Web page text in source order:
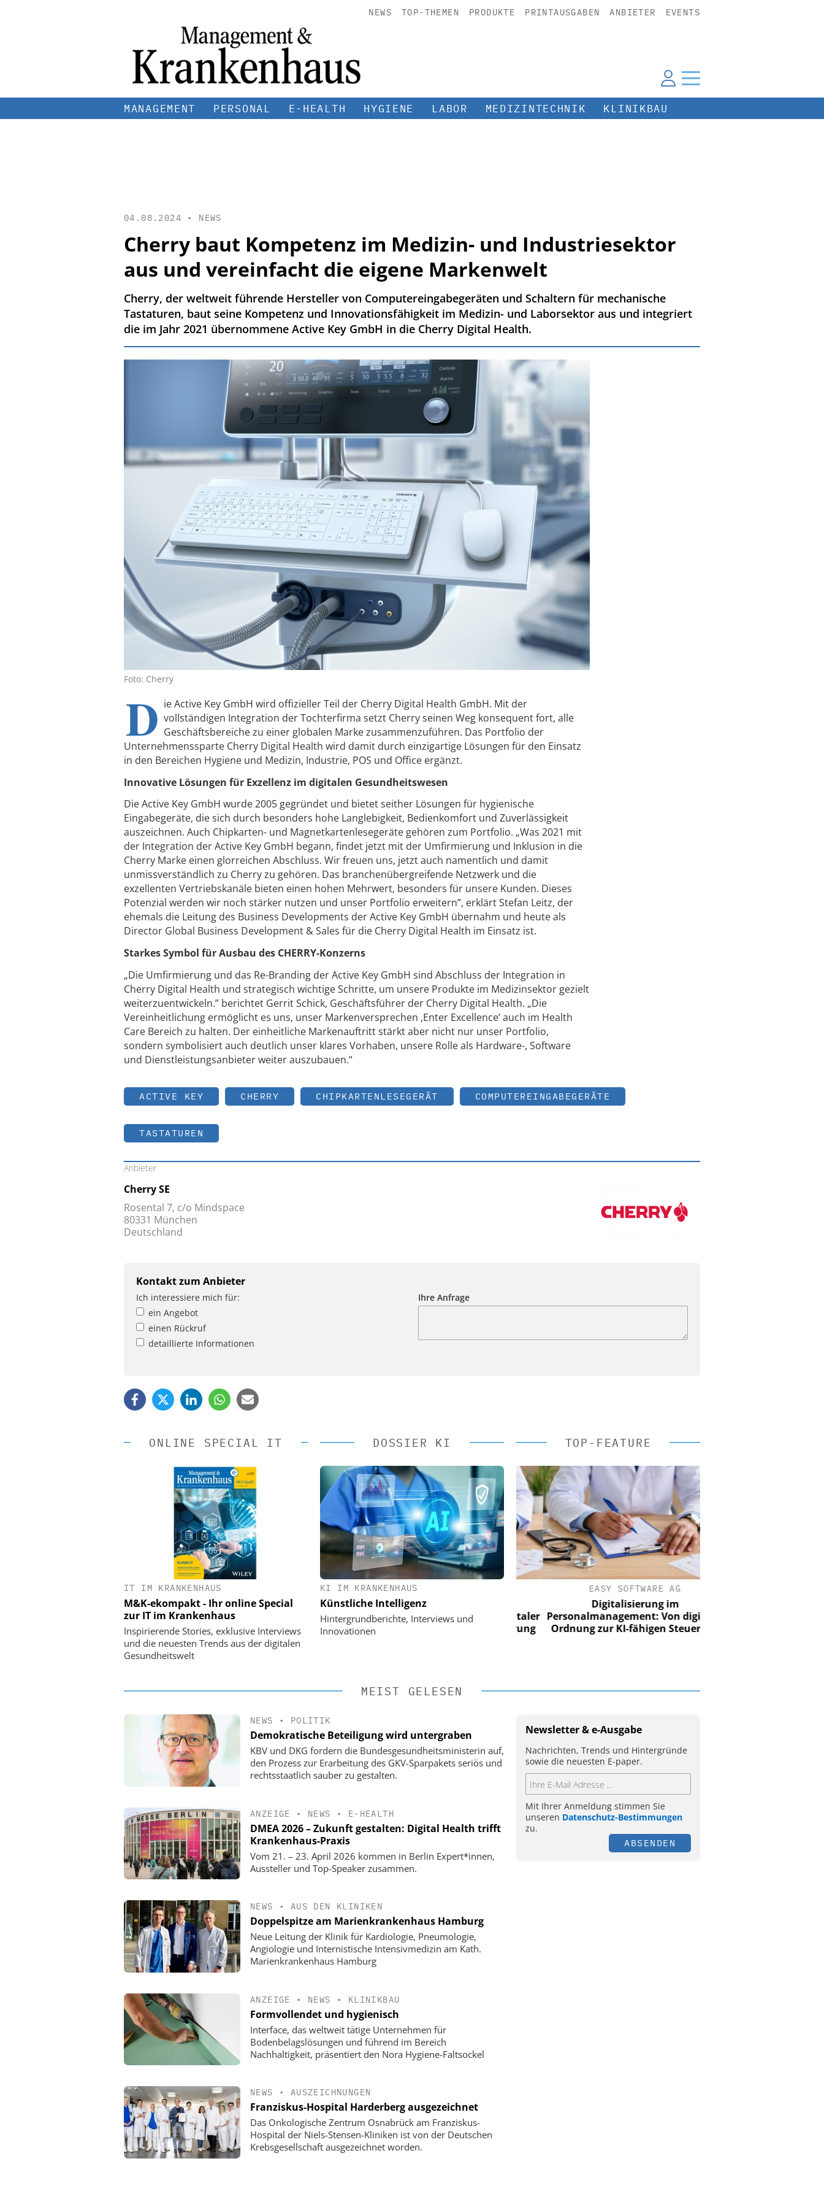
NEWS TOP-THEMEN PRODUKTE PRINTAUSGABEN ANBIETER EVENTS
MANAGEMENT PERSONAL E-HEALTH HYGIENE LABOR MEDIZINTECHNIK KLINIKBAU
04.08.2024 • NEWS
Cherry baut Kompetenz im Medizin- und Industriesektor
aus und vereinfacht die eigene Markenwelt
Cherry, der weltweit führende Hersteller von Computereingabegeräten und Schaltern für mechanische
Tastaturen, baut seine Kompetenz und Innovationsfähigkeit im Medizin- und Laborsektor aus und integriert
die im Jahr 2021 übernommene Active Key GmbH in die Cherry Digital Health.
Foto: Cherry
D ie Active Key GmbH wird offizieller Teil der Cherry Digital Health GmbH. Mit der
vollständigen Integration der Tochterfirma setzt Cherry seinen Weg konsequent fort, alle
Geschäftsbereiche zu einer globalen Marke zusammenzuführen. Das Portfolio der
Unternehmenssparte Cherry Digital Health wird damit durch einzigartige Lösungen für den Einsatz
in den Bereichen Hygiene und Medizin, Industrie, POS und Office ergänzt.
Innovative Lösungen für Exzellenz im digitalen Gesundheitswesen
Die Active Key GmbH wurde 2005 gegründet und bietet seither Lösungen für hygienische
Eingabegeräte, die sich durch besonders hohe Langlebigkeit, Bedienkomfort und Zuverlässigkeit
auszeichnen. Auch Chipkarten- und Magnetkartenlesegeräte gehören zum Portfolio. „Was 2021 mit
der Integration der Active Key GmbH begann, findet jetzt mit der Umfirmierung und Inklusion in die
Cherry Marke einen glorreichen Abschluss. Wir freuen uns, jetzt auch namentlich und damit
unmissverständlich zu Cherry zu gehören. Das branchenübergreifende Netzwerk und die
exzellenten Vertriebskanäle bieten einen hohen Mehrwert, besonders für unsere Kunden. Dieses
Potenzial werden wir noch stärker nutzen und unser Portfolio erweitern”, erklärt Stefan Leitz, der
ehemals die Leitung des Business Developments der Active Key GmbH übernahm und heute als
Director Global Business Development & Sales für die Cherry Digital Health im Einsatz ist.
Starkes Symbol für Ausbau des CHERRY-Konzerns
„Die Umfirmierung und das Re-Branding der Active Key GmbH sind Abschluss der Integration in
Cherry Digital Health und strategisch wichtige Schritte, um unsere Produkte im Medizinsektor gezielt
weiterzuentwickeln.” berichtet Gerrit Schick, Geschäftsführer der Cherry Digital Health. „Die
Vereinheitlichung ermöglicht es uns, unser Markenversprechen ,Enter Excellence’ auch im Health
Care Bereich zu halten. Der einheitliche Markenauftritt stärkt aber nicht nur unser Portfolio,
sondern symbolisiert auch deutlich unser klares Vorhaben, unsere Rolle als Hardware-, Software
und Dienstleistungsanbieter weiter auszubauen.“
ACTIVE KEY CHERRY CHIPKARTENLESEGERÄT COMPUTEREINGABEGERÄTE
TASTATUREN
Anbieter
Cherry SE
Rosental 7, c/o Mindspace
80331 München
Deutschland
Kontakt zum Anbieter
Ich interessiere mich für:
ein Angebot
einen Rückruf
detaillierte Informationen
Ihre Anfrage
ONLINE SPECIAL IT
IT IM KRANKENHAUS
M&K-ekompakt - Ihr online Special
zur IT im Krankenhaus
Inspirierende Stories, exklusive Interviews
und die neuesten Trends aus der digitalen
Gesundheitswelt
DOSSIER KI
KI IM KRANKENHAUS
Künstliche Intelligenz
Hintergrundberichte, Interviews und
Innovationen
TOP-FEATURE
EASY SOFTWARE AG
Digitalisierung im
Personalmanagement: Von digitaler
Ordnung zur KI-fähigen Steuerung
EASY SOFTWARE AG
Digitalisierung im
Personalmanagement: Von digitaler
Ordnung zur KI-fähigen Steuerung
EASY SOFTWARE AG
Digitalisierung im
Personalmanagement: Von digitaler
Ordnung zur KI-fähigen Steuerung
MEIST GELESEN
NEWS • POLITIK
Demokratische Beteiligung wird untergraben
KBV und DKG fordern die Bundesgesundheitsministerin auf,
den Prozess zur Erarbeitung des GKV-Sparpakets seriös und
rechtsstaatlich sauber zu gestalten.
ANZEIGE • NEWS • E-HEALTH
DMEA 2026 – Zukunft gestalten: Digital Health trifft
Krankenhaus-Praxis
Vom 21. – 23. April 2026 kommen in Berlin Expert*innen,
Aussteller und Top-Speaker zusammen.
NEWS • AUS DEN KLINIKEN
Doppelspitze am Marienkrankenhaus Hamburg
Neue Leitung der Klinik für Kardiologie, Pneumologie,
Angiologie und Internistische Intensivmedizin am Kath.
Marienkrankenhaus Hamburg
ANZEIGE • NEWS • KLINIKBAU
Formvollendet und hygienisch
Interface, das weltweit tätige Unternehmen für
Bodenbelagslösungen und führend im Bereich
Nachhaltigkeit, präsentiert den Nora Hygiene-Faltsockel
NEWS • AUSZEICHNUNGEN
Franziskus-Hospital Harderberg ausgezeichnet
Das Onkologische Zentrum Osnabrück am Franziskus-
Hospital der Niels-Stensen-Kliniken ist von der Deutschen
Krebsgesellschaft ausgezeichnet worden.
Newsletter & e-Ausgabe
Nachrichten, Trends und Hintergründe
sowie die neuesten E-paper.
Mit Ihrer Anmeldung stimmen Sie
unseren Datenschutz-Bestimmungen
zu.
ABSENDEN